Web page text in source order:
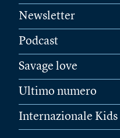
Newsletter
Podcast
Savage love
Ultimo numero
Internazionale Kids